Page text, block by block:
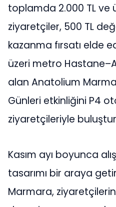
toplamda 2.000 TL ve
ziyaretçiler, 500 TL
kazanma fırsatı elde
üzeri metro
alan Anatolium
Günleri etkinliğini P4
ziyaretçileriyle
Kasım ayı boyunca
tasarımı bir araya
Marmara,